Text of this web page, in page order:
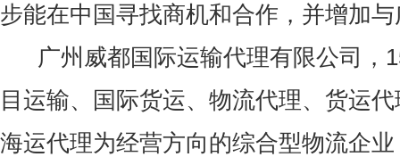
步能在中国寻找商机和合作，并增加
广州威都国际运输代理有限公司，
目运输、国际货运、物流代理、货运
海运代理为经营方向的综合型物流企